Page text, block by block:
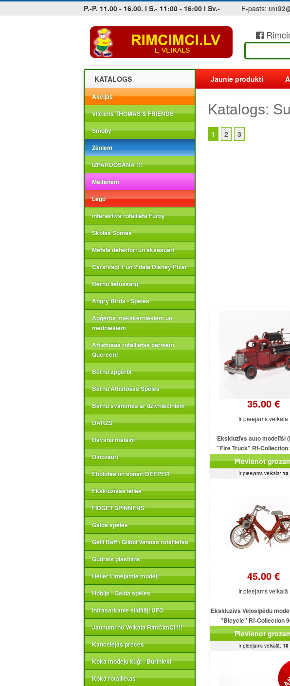
P.-P. 11.00 - 16.00. I S.- 11:00 - 16:00 I Sv.- E-pasts:
Jobs at sea and maritime vacancies
KATALOGS
Akcijas
Vilciens THOMAS & FRIENDS
Smoby
Zēniem
IZPĀRDOŠANA !!!
Meitenēm
Lego
Interaktīvā rotaļlieta Furby
Skolas Somas
Metāla detektori un aksesuāri
Cars/Vāģi 1 un 2 daļa Disney Pixar
Bērnu lietussargi
Angry Birds - Spēles
Apģērbs makšķerniekiem un
medniekiem
Attīstošās rotaļlietas bērniem
Quercetti
Bērnu apģērbi
Bērnu Attīstošās Spēles
Bērnu švammes ar dzīvnieciņiem
DĀRZS
Dāvanu maisiņi
Dinozauri
Eholotes un sonāri DEEPER
Ekskluzīvas lelles
FIDGET SPINNERS
Galda spēles
Gelli Baff / Glibbi Vannas rotaļlietas
Gudrais plastilīns
Heller Līmējamie modeļi
Hobijs - Galda spēles
Infrasarkanie sildītāji UFO
Jaunumi no Veikala RimCimCi !!!
Kancelejas preces
Koka modeļu kuģi - Burinieki
Koka rotaļlietas
Jaunie produkti
Katalogs:
1 2 3
35.00 €
Ir pieejams veikalā
Ekskluzīvs auto modelīši
"Fire Truck" Rf-Collection
(22x8x10.5cm)
Pievienot
Ir pieejams veikalā: 10
45.00 €
Ir pieejams veikalā
Ekskluzīvs Velosipēdu
"Bicycle" Rf-Collection
(24x7.5x14cm)
Pievienot
Ir pieejams veikalā: 10